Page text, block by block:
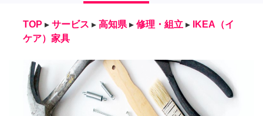
TOP ▸ サービス ▸ 高知県 ▸ 修理・組立 ▸
IKEA（イ
ケア）家具